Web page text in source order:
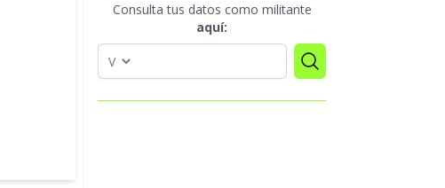
Consulta tus datos como militante
aquí: